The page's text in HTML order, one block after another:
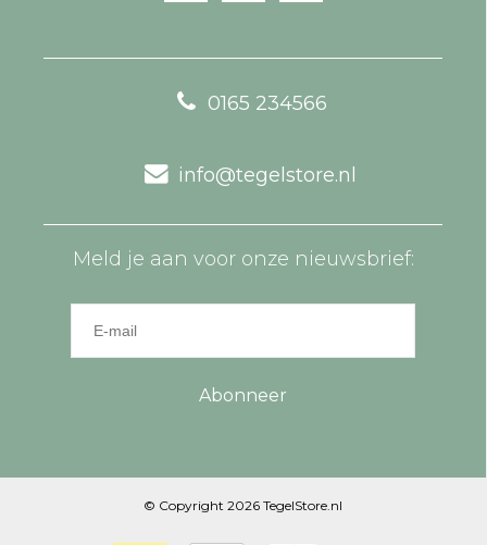
0165 234566
info@tegelstore.nl
Meld je aan voor onze nieuwsbrief:
Abonneer
© Copyright 2026 TegelStore.nl